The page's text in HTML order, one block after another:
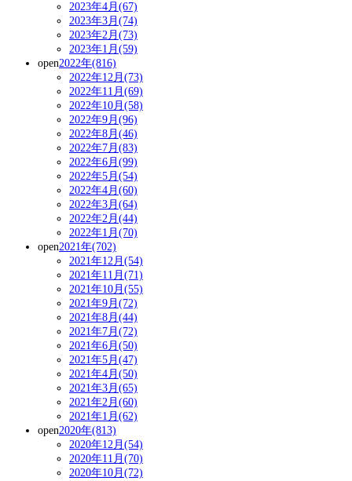
2023年4月(67)
2023年3月(74)
2023年2月(73)
2023年1月(59)
open2022年(816)
2022年12月(73)
2022年11月(69)
2022年10月(58)
2022年9月(96)
2022年8月(46)
2022年7月(83)
2022年6月(99)
2022年5月(54)
2022年4月(60)
2022年3月(64)
2022年2月(44)
2022年1月(70)
open2021年(702)
2021年12月(54)
2021年11月(71)
2021年10月(55)
2021年9月(72)
2021年8月(44)
2021年7月(72)
2021年6月(50)
2021年5月(47)
2021年4月(50)
2021年3月(65)
2021年2月(60)
2021年1月(62)
open2020年(813)
2020年12月(54)
2020年11月(70)
2020年10月(72)